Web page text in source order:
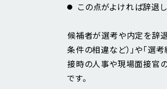
この点がよければ辞退し
候補者が選考や内定を辞
条件の相違など）」や「選
接時の人事や現場面接官
です。